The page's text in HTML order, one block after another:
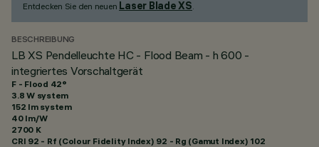
Entdecken Sie den neuen Laser Blade XS.
BESCHREIBUNG
LB XS Pendelleuchte HC - Flood Beam - h 600 -
integriertes Vorschaltgerät
F - Flood 42°
3.8 W system
152 lm system
40 lm/W
2700 K
CRI 92 - Rf (Colour Fidelity Index) 92 - Rg (Gamut Index) 102